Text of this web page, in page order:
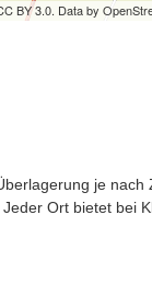
BY 3.0. Data by
je nach
Ort bietet bei